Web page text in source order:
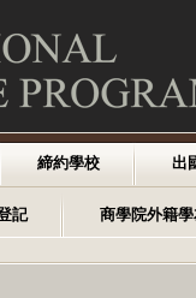
締約學校 出
記 商學院外籍